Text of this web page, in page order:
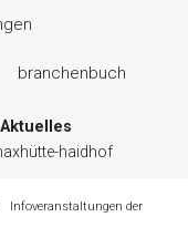
branchenbuch
haidhof
kallmünz
Infoveranstaltungen der